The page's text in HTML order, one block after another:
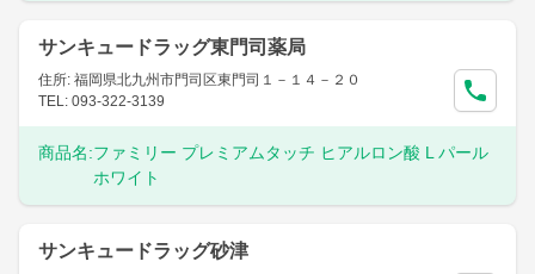
サンキュードラッグ東門司薬局
住所: 福岡県北九州市門司区東門司１－１４－２０
TEL: 093-322-3139
商品名:ファミリー プレミアムタッチ ヒアルロン酸 L パール
ホワイト
サンキュードラッグ砂津